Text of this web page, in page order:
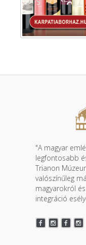
"A magyar
legfontosabb
Trianon
valószínűleg
magyarokról
integráció